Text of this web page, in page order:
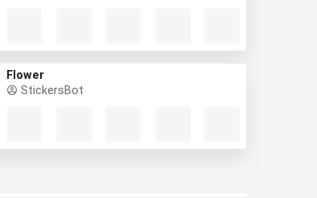
Flower
StickersBot